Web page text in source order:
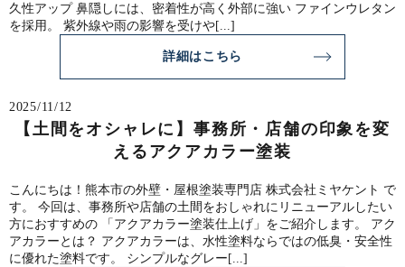
久性アップ 鼻隠しには、密着性が高く外部に強い ファインウレタン
を採用。 紫外線や雨の影響を受けや[...]
詳細はこちら
2025/11/12
【土間をオシャレに】事務所・店舗の印象を変
えるアクアカラー塗装
こんにちは！熊本市の外壁・屋根塗装専門店 株式会社ミヤケント で
す。 今回は、事務所や店舗の土間をおしゃれにリニューアルしたい
方におすすめの 「アクアカラー塗装仕上げ」をご紹介します。 アク
アカラーとは？ アクアカラーは、水性塗料ならではの低臭・安全性
に優れた塗料です。 シンプルなグレー[...]